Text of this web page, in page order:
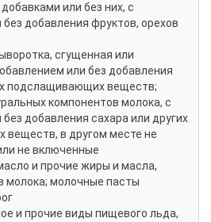
или без них, с
добавления фруктов, орехов
сгущенная или
или без добавления
подслащивающих веществ;
компонентов молока, с
добавления сахара или других
в другом месте не
не включенные
и прочие жиры и масла,
молока; молочные пасты
и прочие виды пищевого льда,